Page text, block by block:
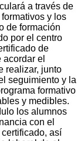
a través de
y los
de formación
por el centro
de
el
realizar, junto
seguimiento y la
formativo
y medibles.
los alumnos
con el
así